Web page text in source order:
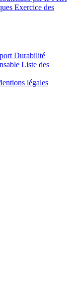
Exercice des
Durabilité
Liste des
légales